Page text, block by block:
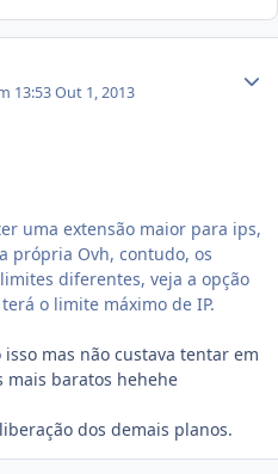
13:53Out 1, 2013
uma extensão maior para ips,
própria Ovh, contudo, os
diferentes, veja a opção
o limite máximo de IP.
mas não custava tentar em
mais baratos hehehe
dos demais planos.